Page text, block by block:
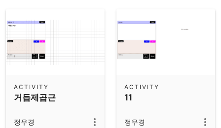
거듭제곱근
ACTIVITY
정우경
11
ACTIVITY
정우경